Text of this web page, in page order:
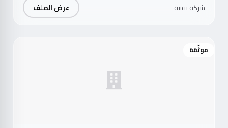
شركة تقنية عرض الملف
موثّقة